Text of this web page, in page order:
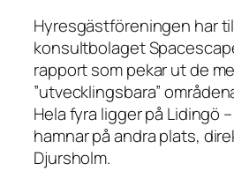
Hyresgästföreningen har
konsultbolaget
rapport som pekar ut de
”utvecklingsbara”
Hela fyra ligger på Lidingö
hamnar på andra plats,
Djursholm.